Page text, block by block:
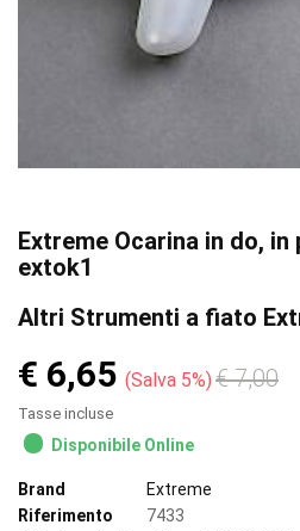
Extreme Ocarina in do,
extok1
Altri Strumenti a fiato
€ 6,65 Salva 5% € 7,00
Tasse incluse
Disponibile Online
Brand
Extreme
Riferimento
7433